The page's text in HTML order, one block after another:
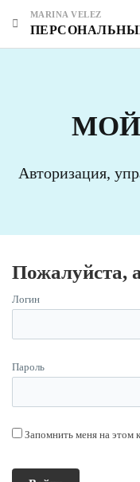
MARINA VELEZ
МОЙ
Авторизация,
Пожалуйста,
Логин
Пароль
Запомнить меня на этом